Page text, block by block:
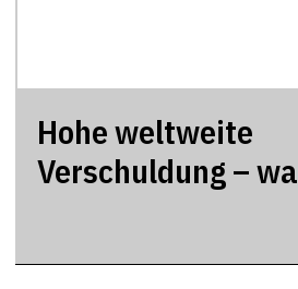
Hohe weltweite
Verschuldung –